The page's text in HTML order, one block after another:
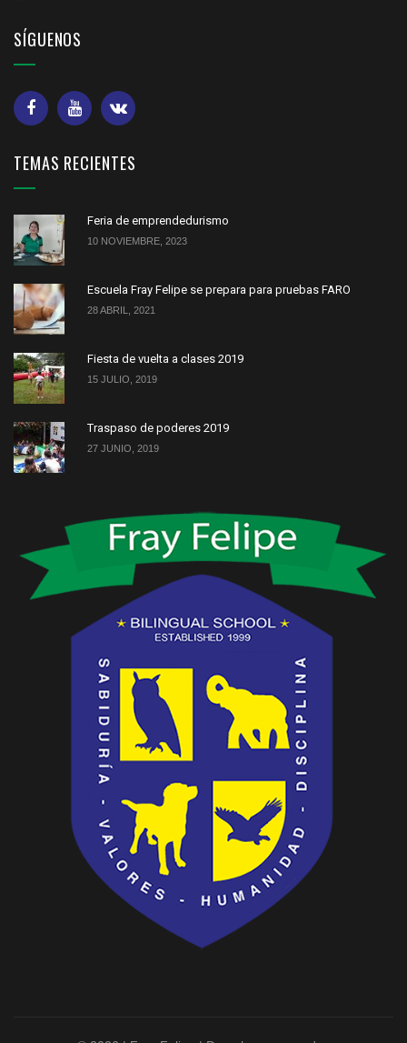
SÍGUENOS
TEMAS RECIENTES
Feria de emprendedurismo
10 NOVIEMBRE, 2023
Escuela Fray Felipe se prepara para pruebas FARO
28 ABRIL, 2021
Fiesta de vuelta a clases 2019
15 JULIO, 2019
Traspaso de poderes 2019
27 JUNIO, 2019